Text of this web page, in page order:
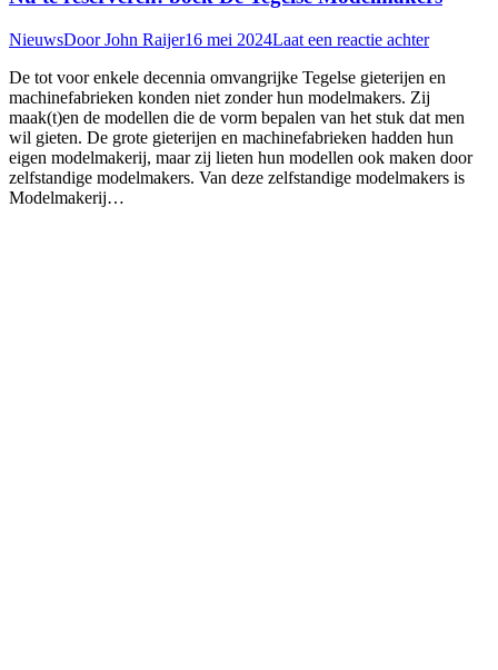
NieuwsDoorJohn Raijer16 mei 2024Laat een reactie achter
De tot voor enkele decennia omvangrijke Tegelse gieterijen en
machinefabrieken konden niet zonder hun modelmakers. Zij
maak(t)en de modellen die de vorm bepalen van het stuk dat men
wil gieten. De grote gieterijen en machinefabrieken hadden hun
eigen modelmakerij, maar zij lieten hun modellen ook maken door
zelfstandige modelmakers. Van deze zelfstandige modelmakers is
Modelmakerij…